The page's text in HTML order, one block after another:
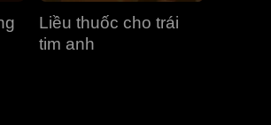
Tập 40Liều thuốc cho trái
tim anh